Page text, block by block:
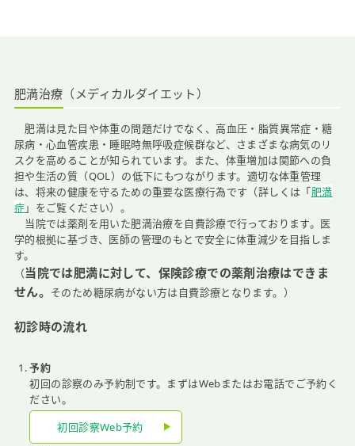
肥満治療（メディカルダイエット）
肥満は見た目や体重の問題だけでなく、高血圧・脂質異常症・糖
尿病・心血管疾患・睡眠時無呼吸症候群など、さまざまな病気のリ
スクを高めることが知られています。また、体重増加は関節への負
担や生活の質（QOL）の低下にもつながります。適切な体重管理
は、将来の健康を守るための重要な医療行為です（詳しくは「肥満
症」をご覧ください）。
当院では薬剤を用いた肥満治療を自費診療で行っております。医
学的根拠に基づき、医師の管理のもとで安全に体重減少を目指しま
す。
（当院では肥満に対して、保険診療での薬剤治療はできま
せん。 そのため糖尿病がない方は自費診療となります。）
初診時の流れ
予約
初回の診察のみ予約制です。まずはWebまたはお電話でご予約く
ださい。
初回診察Web予約